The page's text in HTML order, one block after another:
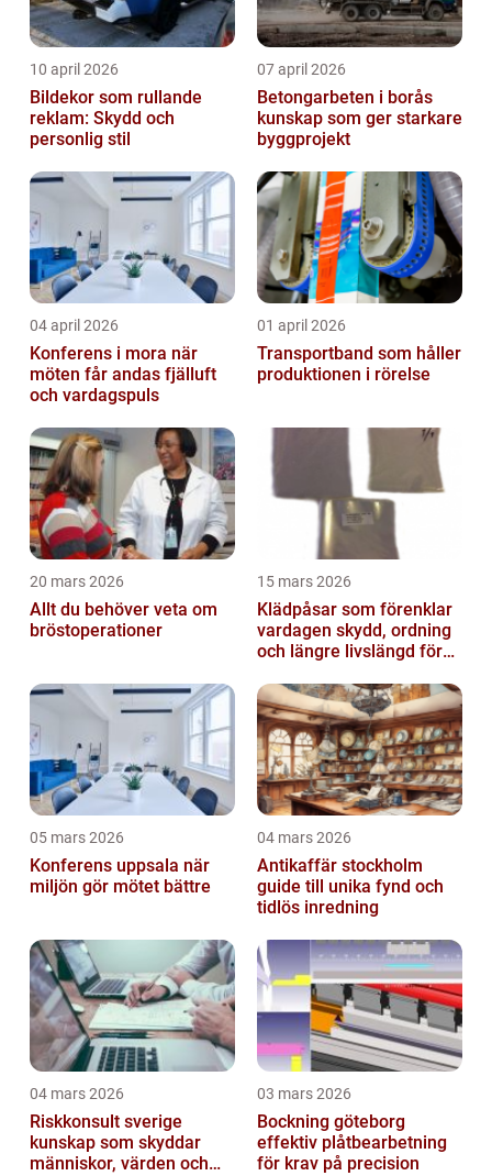
10 april 2026
Bildekor som rullande
reklam: Skydd och
personlig stil
07 april 2026
Betongarbeten i borås
kunskap som ger starkare
byggprojekt
04 april 2026
Konferens i mora när
möten får andas fjälluft
och vardagspuls
01 april 2026
Transportband som håller
produktionen i rörelse
20 mars 2026
Allt du behöver veta om
bröstoperationer
15 mars 2026
Klädpåsar som förenklar
vardagen skydd, ordning
och längre livslängd för
05 mars 2026
Konferens uppsala när
miljön gör mötet bättre
04 mars 2026
Antikaffär stockholm
guide till unika fynd och
tidlös inredning
04 mars 2026
Riskkonsult sverige
kunskap som skyddar
människor, värden och
03 mars 2026
Bockning göteborg
effektiv plåtbearbetning
för krav på precision